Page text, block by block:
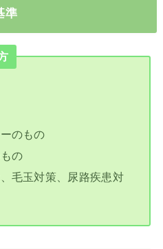
準
のもの
の
毛玉対策、尿路疾患対